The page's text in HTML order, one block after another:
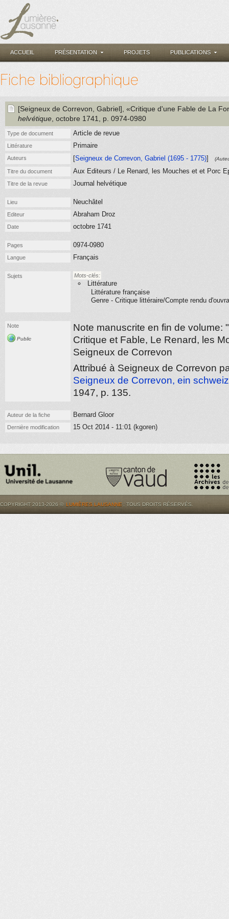
ACCUEIL PRÉSENTATION PROJETS PUBLICATIONS
Fiche bibliographique
[Seigneux de Correvon, Gabriel] , «Critique d'une Fable de La
helvétique , octobre 1741 , p. 0974-0980
Type de document Article de revue
Littérature Primaire
Auteurs [Seigneux de Correvon, Gabriel (1695 - 1775)]
Titre du document Aux Editeurs / Le Renard, les Mouches et et Porc
Titre de la revue Journal helvétique
Lieu Neuchâtel
Editeur Abraham Droz
Date octobre 1741
Pages 0974-0980
Langue Français
Sujets Mots-clés:
Littérature
Littérature française
Genre - Critique littéraire/Compte rendu
Note
Public
Note manuscrite en fin de volume:
Critique et Fable, Le Renard, les
Seigneux de Correvon
Attribué à Seigneux de Correvon
Seigneux de Correvon, ein
1947, p. 135.
Auteur de la fiche Bernard Gloor
Dernière modification 15 Oct 2014 - 11:01 (kgoren)
COPYRIGHT 2013-2026 © LUMIÈRES.LAUSANNE . TOUS DROITS RÉSERVÉS.